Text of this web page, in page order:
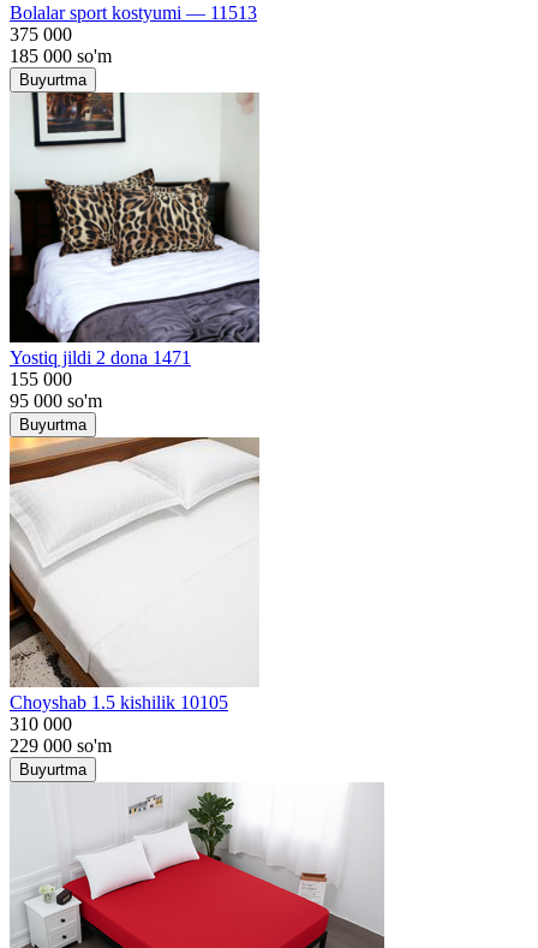
Bolalar sport kostyumi — 11513
375 000
185 000 so'm
Buyurtma
Yostiq jildi 2 dona 1471
155 000
95 000 so'm
Buyurtma
Choyshab 1.5 kishilik 10105
310 000
229 000 so'm
Buyurtma